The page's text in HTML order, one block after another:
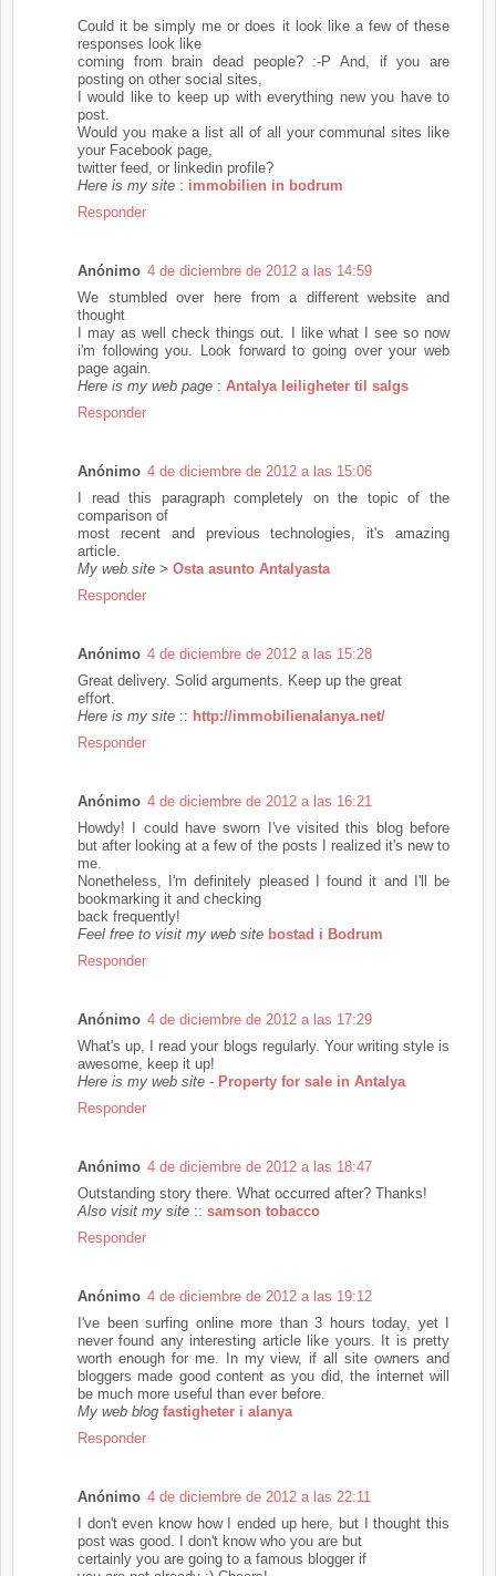
Could it be simply me or does it look like a few of these
responses look like
coming from brain dead people? :-P And, if you are
posting on other social sites,
I would like to keep up with everything new you have to
post.
Would you make a list all of all your communal sites like
your Facebook page,
twitter feed, or linkedin profile?
Here is my site : immobilien in bodrum
Responder
Anónimo 4 de diciembre de 2012 a las 14:59
We stumbled over here from a different website and
thought
I may as well check things out. I like what I see so now
i'm following you. Look forward to going over your web
page again.
Here is my web page : Antalya leiligheter til salgs
Responder
Anónimo 4 de diciembre de 2012 a las 15:06
I read this paragraph completely on the topic of the
comparison of
most recent and previous technologies, it's amazing
article.
My web site > Osta asunto Antalyasta
Responder
Anónimo 4 de diciembre de 2012 a las 15:28
Great delivery. Solid arguments. Keep up the great
effort.
Here is my site :: http://immobilienalanya.net/
Responder
Anónimo 4 de diciembre de 2012 a las 16:21
Howdy! I could have sworn I've visited this blog before
but after looking at a few of the posts I realized it's new to
me.
Nonetheless, I'm definitely pleased I found it and I'll be
bookmarking it and checking
back frequently!
Feel free to visit my web site bostad i Bodrum
Responder
Anónimo 4 de diciembre de 2012 a las 17:29
What's up, I read your blogs regularly. Your writing style is
awesome, keep it up!
Here is my web site - Property for sale in Antalya
Responder
Anónimo 4 de diciembre de 2012 a las 18:47
Outstanding story there. What occurred after? Thanks!
Also visit my site :: samson tobacco
Responder
Anónimo 4 de diciembre de 2012 a las 19:12
I've been surfing online more than 3 hours today, yet I
never found any interesting article like yours. It is pretty
worth enough for me. In my view, if all site owners and
bloggers made good content as you did, the internet will
be much more useful than ever before.
My web blog fastigheter i alanya
Responder
Anónimo 4 de diciembre de 2012 a las 22:11
I don't even know how I ended up here, but I thought this
post was good. I don't know who you are but
certainly you are going to a famous blogger if